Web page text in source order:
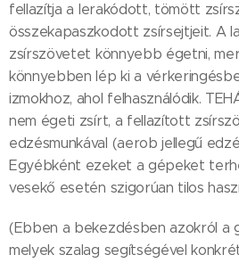
fellazítja a lerakódott, tömött
összekapaszkodott zsírsejtjeit. A
zsírszövetet könnyebb égetni,
könnyebben lép ki a
izmokhoz, ahol felhasználódik.
nem égeti zsírt, a fellazított
edzésmunkával (aerob jellegű
Egyébként ezeket a gépeket
vesekő esetén szigorúan tilos
(Ebben a bekezdésben azokról a
melyek szalag segítségével